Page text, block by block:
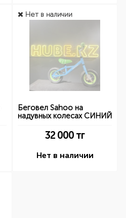
Нет в наличии
Беговел Sahoo на
надувных колесах СИНИЙ
32 000 тг
Нет в наличии